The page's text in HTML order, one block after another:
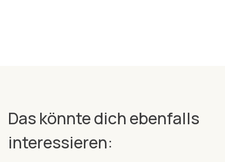
Das könnte dich ebenfalls
interessieren: